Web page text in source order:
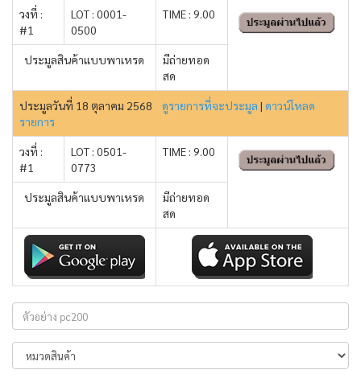
วงที่ :
#1
LOT : 0001-
0500
TIME : 9.00
ประมูลสินค้าแบบพาเหรด
มีถ่ายทอด
สด
ประมูลวันที่ 18 ตุลาคม 2568 ดูรายการที่จะประมูล | ดาวน์โหลด
รายการ
วงที่ :
#1
LOT : 0501-
0773
TIME : 9.00
ประมูลสินค้าแบบพาเหรด
มีถ่ายทอด
สด